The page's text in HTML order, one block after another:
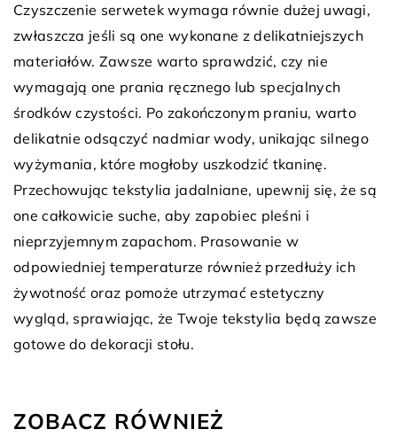
Czyszczenie serwetek wymaga równie dużej uwagi,
zwłaszcza jeśli są one wykonane z delikatniejszych
materiałów. Zawsze warto sprawdzić, czy nie
wymagają one prania ręcznego lub specjalnych
środków czystości. Po zakończonym praniu, warto
delikatnie odsączyć nadmiar wody, unikając silnego
wyżymania, które mogłoby uszkodzić tkaninę.
Przechowując tekstylia jadalniane, upewnij się, że są
one całkowicie suche, aby zapobiec pleśni i
nieprzyjemnym zapachom. Prasowanie w
odpowiedniej temperaturze również przedłuży ich
żywotność oraz pomoże utrzymać estetyczny
wygląd, sprawiając, że Twoje tekstylia będą zawsze
gotowe do dekoracji stołu.
ZOBACZ RÓWNIEŻ